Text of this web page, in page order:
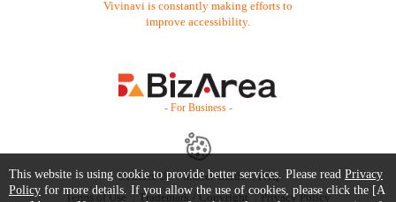
Vivinavi is constantly making efforts to
improve accessibility.
- For Business -
Contact Us Starter Guide
FAQ
Terms of Use
Trademark / Copyright Privacy Policy
This website is using cookie to provide better services. Please read Privacy
Policy for more details. If you allow the use of cookies, please click the [A